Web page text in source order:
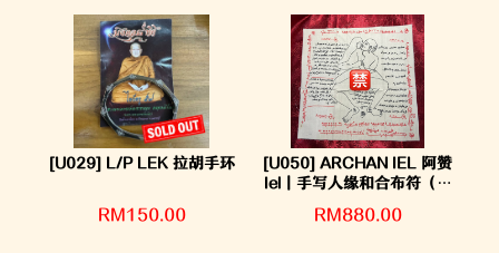
[U029] L/P LEK 拉胡手环
RM150.00
[U050] ARCHAN IEL 阿赞
Iel｜手写人缘和合布符（限
量制作）
RM880.00